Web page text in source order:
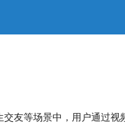
友等场景中，用户通过